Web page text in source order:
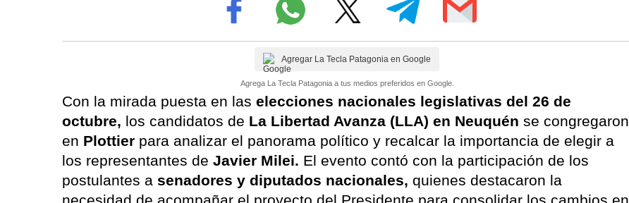
Agregar La Tecla Patagonia en Google
Agrega La Tecla Patagonia a tus medios preferidos en Google.
Con la mirada puesta en las elecciones nacionales legislativas del 26 de
octubre, los candidatos de La Libertad Avanza (LLA) en Neuquén se congregaron
en Plottier para analizar el panorama político y recalcar la importancia de elegir a
los representantes de Javier Milei. El evento contó con la participación de los
postulantes a senadores y diputados nacionales, quienes destacaron la